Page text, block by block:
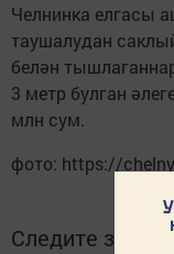
Челнинка елгасы
таушалудан
белән
3 метр булган
млн сум.
фото: https://
Следите за